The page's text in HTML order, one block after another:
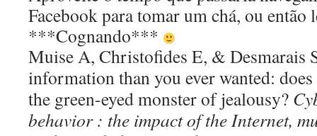
Facebook para tomar um chá, ou então
***Cognando***
Muise A, Christofides E, & Desmarais
information than you ever wanted:
the green-eyed monster of jealousy?
behavior : the impact of the Internet,